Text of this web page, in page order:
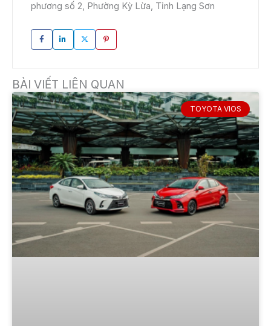
phương số 2, Phường Kỳ Lừa, Tỉnh Lạng Sơn
BÀI VIẾT LIÊN QUAN
TOYOTA VIOS